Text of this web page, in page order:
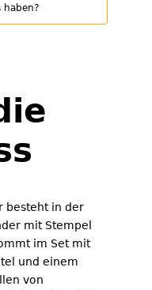
haben?
besteht in der
mit Stempel
im Set mit
und einem
von